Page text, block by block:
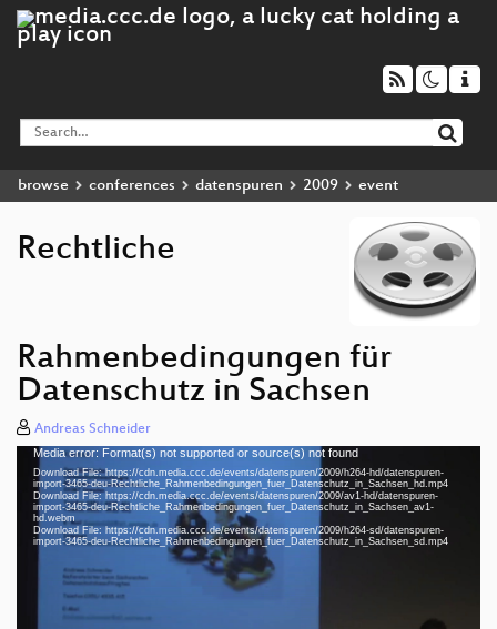
browse conferences datenspuren 2009 event
Rechtliche
Rahmenbedingungen für
Datenschutz in Sachsen
Andreas Schneider
Video
Player
Media error: Format(s) not supported or source(s) not found
Download File: https://cdn.media.ccc.de/events/datenspuren/2009/h264-hd/datenspuren-
import-3465-deu-Rechtliche_Rahmenbedingungen_fuer_Datenschutz_in_Sachsen_hd.mp4
Download File: https://cdn.media.ccc.de/events/datenspuren/2009/av1-hd/datenspuren-
import-3465-deu-Rechtliche_Rahmenbedingungen_fuer_Datenschutz_in_Sachsen_av1-
hd.webm
Download File: https://cdn.media.ccc.de/events/datenspuren/2009/h264-sd/datenspuren-
import-3465-deu-Rechtliche_Rahmenbedingungen_fuer_Datenschutz_in_Sachsen_sd.mp4
deu 1080p (mp4)
deu 1080p (webm;codecs=av01)